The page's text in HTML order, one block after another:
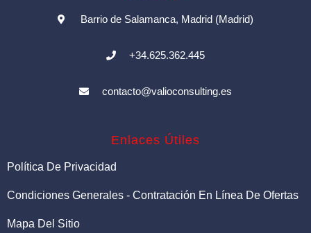
Barrio de Salamanca, Madrid (Madrid)
+34.625.362.445
contacto@valioconsulting.es
Enlaces Útiles
Política De Privacidad
Condiciones Generales - Contratación En Línea De Ofertas
Mapa Del Sitio